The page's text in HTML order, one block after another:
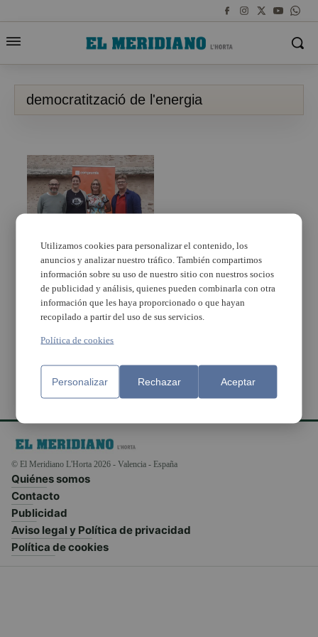
democratització de l'energia
Amigó defensa a
Alaquàs la
democratització de
l’energia i proposa que
els municipis compten
amb CEL
© El Meridiano L'Horta 2026 - Valencia - España
Quiénes somos
Contacto
Publicidad
Aviso legal y Política de privacidad
Política de cookies
Utilizamos cookies para personalizar el contenido, los
anuncios y analizar nuestro tráfico. También compartimos
información sobre su uso de nuestro sitio con nuestros socios
de publicidad y análisis, quienes pueden combinarla con otra
información que les haya proporcionado o que hayan
recopilado a partir del uso de sus servicios.
Política de cookies
Personalizar Rechazar Aceptar